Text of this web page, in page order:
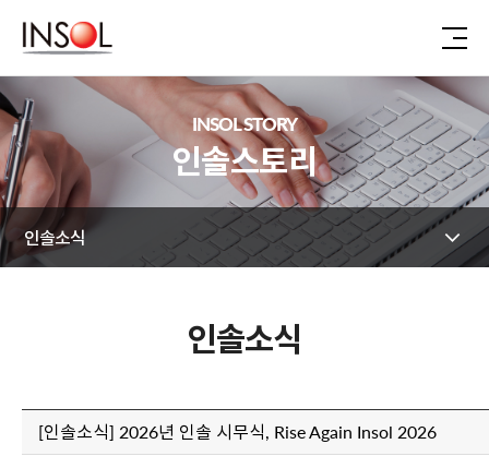
INSOL STORY
인솔스토리
인솔소식
인솔소식
[인솔소식] 2026년 인솔 시무식, Rise Again Insol 2026